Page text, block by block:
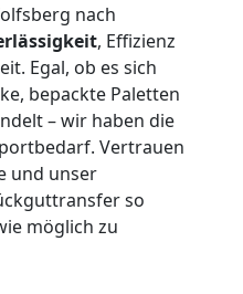
nach
, Effizienz
Egal, ob es sich
bepackte Paletten
– wir haben die
Vertrauen
und unser
so
möglich zu